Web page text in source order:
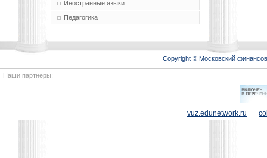
Иностранные языки
Педагогика
Copyright © Московский
Наши партнеры:
vuz.edunetwork.ru